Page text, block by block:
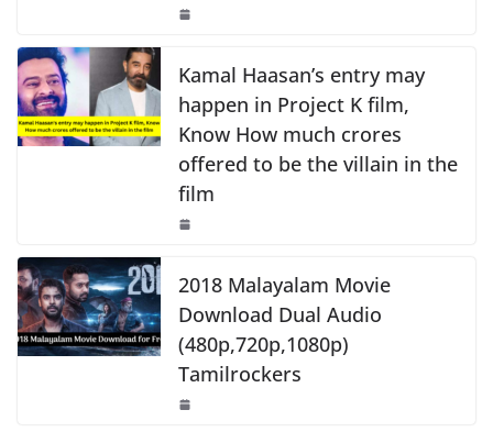
o
k
p k
Kamal Haasan’s entry may
happen in Project K film,
Know How much crores
offered to be the villain in the
film
2018 Malayalam Movie
Download Dual Audio
(480p,720p,1080p)
Tamilrockers